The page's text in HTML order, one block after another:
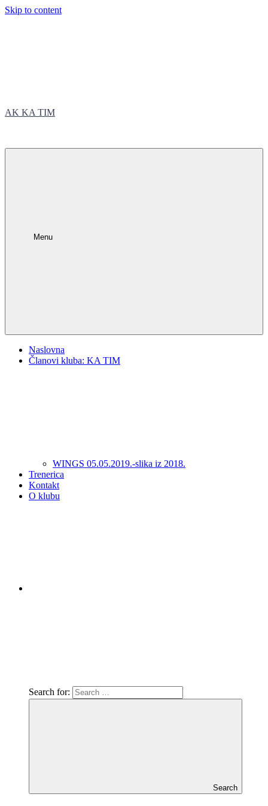
Skip to content
AK KA TIM
Menu
Naslovna
Članovi kluba: KA TIM
WINGS 05.05.2019.-slika iz 2018.
Trenerica
Kontakt
O klubu
Search for:
Search